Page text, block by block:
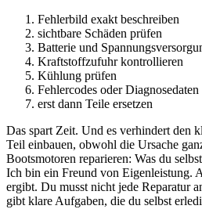
Fehlerbild exakt beschreiben
sichtbare Schäden prüfen
Batterie und
Kraftstoffzufuhr kontrollieren
Kühlung prüfen
Fehlercodes oder
erst dann Teile ersetzen
Das spart Zeit. Und es verhindert den
Teil einbauen, obwohl die Ursache
Bootsmotoren reparieren: Was du
Ich bin ein Freund von Eigenleistung.
ergibt. Du musst nicht jede Reparatur
gibt klare Aufgaben, die du selbst